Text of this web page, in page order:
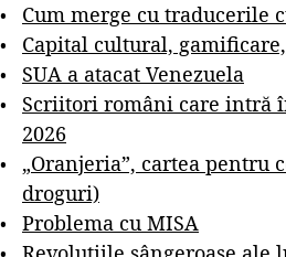
Cum merge cu traducerile
Capital cultural,
SUA a atacat Venezuela
Scriitori români care intră
2026
„Oranjeria”, cartea pentru
droguri)
Problema cu MISA